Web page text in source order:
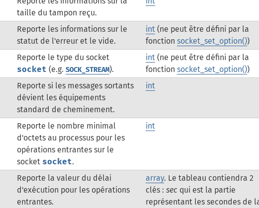
taille du tampon reçu.
Reporte les informations sur le
statut de l'erreur et le vide.
int(ne peut être défini par la
fonction socket_set_option())
Reporte le type du socket
socket (e.g. SOCK_STREAM).
int(ne peut être défini par la
fonction socket_set_option())
Reporte si les messages sortants
dévient les équipements
standard de cheminement.
int
Reporte le nombre minimal
d'octets au processus pour les
opérations entrantes sur le
socket socket.
int
Reporte la valeur du délai
d'exécution pour les opérations
entrantes.
array. Le tableau contiendra 2
clés : sec qui est la partie
représentant les secondes de